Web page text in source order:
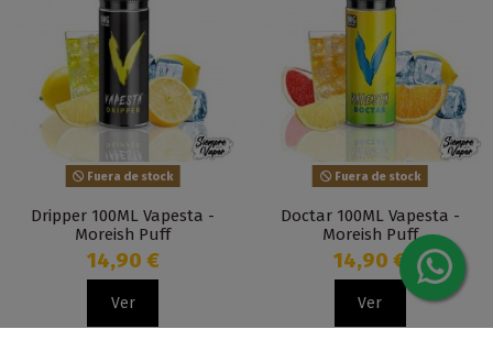
Fuera de stock
Dripper 100ML Vapesta -
Moreish Puff
14,90 €
Ver
Fuera de stock
Doctar 100ML Vapesta -
Moreish Puff
14,90 €
Ver